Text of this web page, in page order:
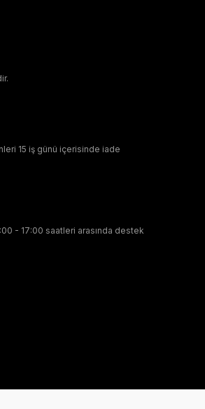
15 iş günü içerisinde iade
- 17:00 saatleri arasında destek